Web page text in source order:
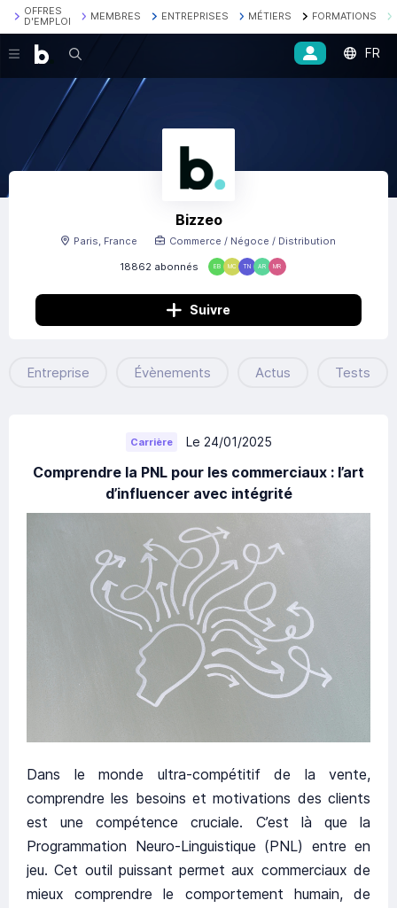
OFFRES
D'EMPLOI
MEMBRES ENTREPRISES MÉTIERS FORMATIONS
Recherche FR
Bizzeo
18862 abonnés EB MC TN AR MR
Paris, France Commerce / Négoce / Distribution
Suivre
Entreprise Évènements Actus Tests
Carrière Le 24/01/2025
Comprendre la PNL pour les commerciaux : l’art
d’influencer avec intégrité
Dans le monde ultra-compétitif de la vente,
comprendre les besoins et motivations des clients
est une compétence cruciale. C’est là que la
Programmation Neuro-Linguistique (PNL) entre en
jeu. Cet outil puissant permet aux commerciaux de
mieux comprendre le comportement humain, de